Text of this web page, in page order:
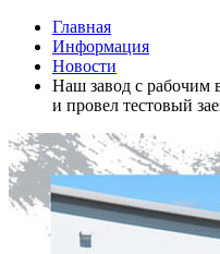
Главная
Информация
Новости
Наш завод с рабочим
и провел тестовый